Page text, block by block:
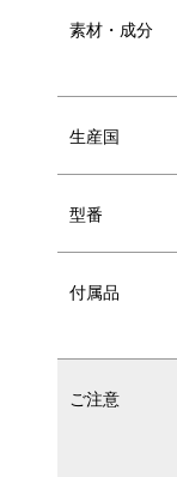
おちゃわ
にもつけら
に密着して
パッケージ
シリーズ バリエーシ
素材・成分
生産国
型番
付属品
ご注意